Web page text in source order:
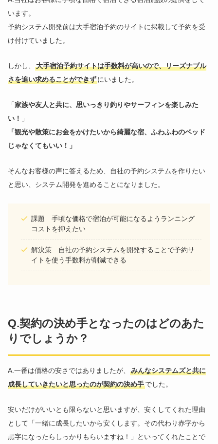
います。
予約システム開発前は大手宿泊予約のサイトに掲載して予約を受
け付けていました。
しかし、大手宿泊予約サイトは手数料が高いので、リーズナブル
さを追い求めることができずにいました。
「家族や友人と共に、思いっきり釣りやサーフィンを楽しみた
い！
」
「観光や散策にお金をかけたいから綺麗な宿、ふわふわのベッド
じゃなくてもいい！」
そんなお客様の声に答えるため、自社の予約システムを作りたい
と思い、システム開発を進めることになりました。
課題 手頃な価格で宿泊が可能になるようランニング
コストを抑えたい
解決策 自社の予約システムを開発することで予約サ
イトを使う手数料が削減できる
Q.契約の決め手となったのはどのあた
りでしょうか？
A.一番は価格の安さではありましたが、みんなシステムズと共に
成長していきたいと思ったのが契約の決め手でした。
安いだけがいいとも限らないと思いますが、安くしてくれた理由
として「一緒に成長したいから安くします。その代わり赤字から
黒字になったらしっかりもらいますね！」といってくれたことで